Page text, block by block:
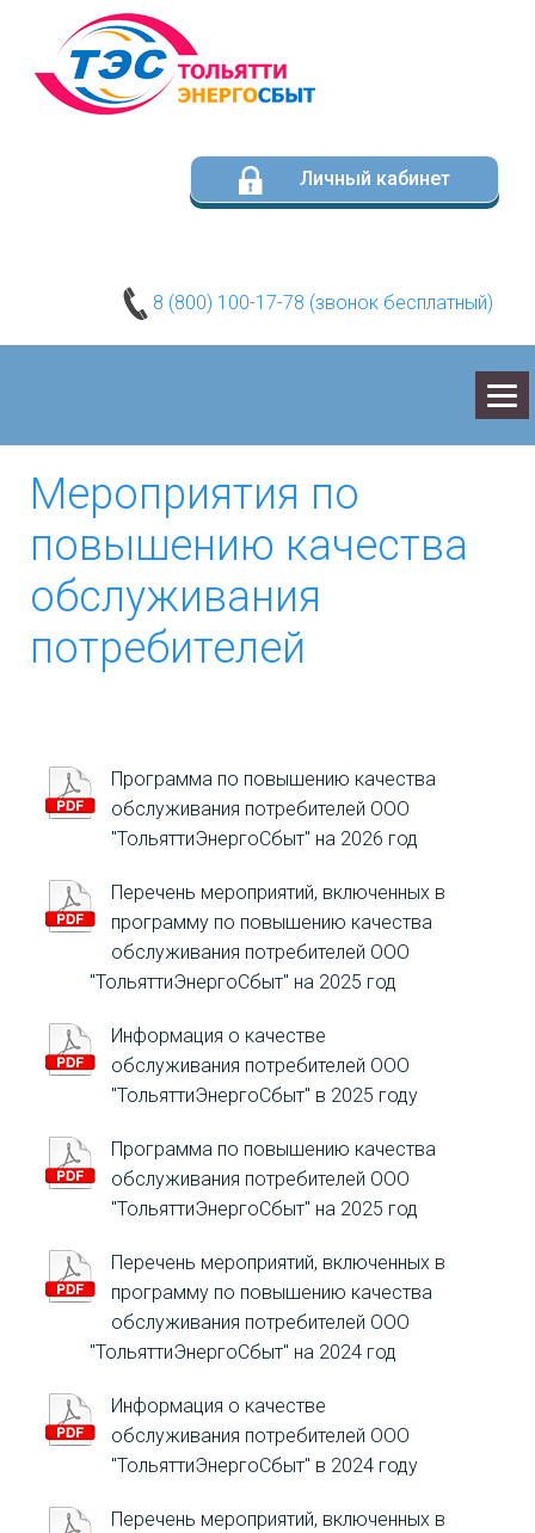
Личный кабинет
8 (800) 100-17-78 (звонок бесплатный)
ЮРИДИЧЕСКИМ ЛИЦАМ
ФИЗИЧЕСКИМ ЛИЦАМ
НОРМАТИВНЫЕ ДОКУМЕНТЫ
Мероприятия по
повышению качества
обслуживания
потребителей
Программа по повышению качества
обслуживания потребителей ООО
"ТольяттиЭнергоСбыт" на 2026 год
Перечень мероприятий, включенных в
программу по повышению качества
обслуживания потребителей ООО
"ТольяттиЭнергоСбыт" на 2025 год
Информация о качестве
обслуживания потребителей ООО
"ТольяттиЭнергоСбыт" в 2025 году
Программа по повышению качества
обслуживания потребителей ООО
"ТольяттиЭнергоСбыт" на 2025 год
Перечень мероприятий, включенных в
программу по повышению качества
обслуживания потребителей ООО
"ТольяттиЭнергоСбыт" на 2024 год
Информация о качестве
обслуживания потребителей ООО
"ТольяттиЭнергоСбыт" в 2024 году
Перечень мероприятий, включенных в